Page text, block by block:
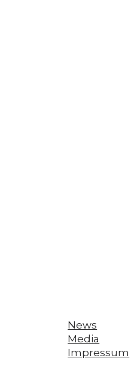
News
Media
Impressum